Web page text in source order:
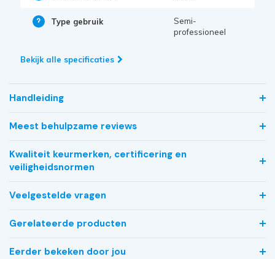
Type gebruik
Semi-
professioneel
Bekijk alle specificaties
Handleiding
Meest behulpzame reviews
Kwaliteit keurmerken, certificering en
veiligheidsnormen
Veelgestelde vragen
Gerelateerde producten
Eerder bekeken door jou